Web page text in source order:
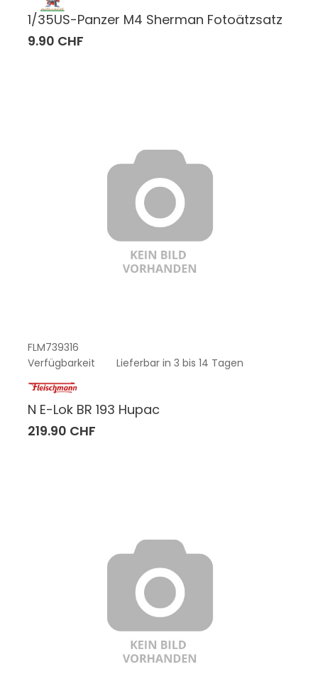
1/35US-Panzer M4 Sherman Fotoätzsatz
9.90 CHF
FLM739316
Verfügbarkeit
Lieferbar in 3 bis 14 Tagen
N E-Lok BR 193 Hupac
219.90 CHF